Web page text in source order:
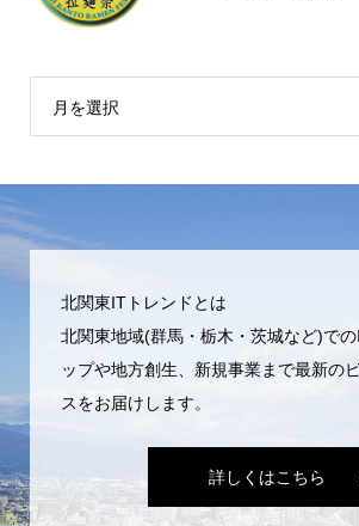
月を選択
北関東ITトレンドとは
北関東地域(群馬・栃木・茨城など)で
ップや地方創生、新規事業まで最新の
スをお届けします。
詳しくはこちら